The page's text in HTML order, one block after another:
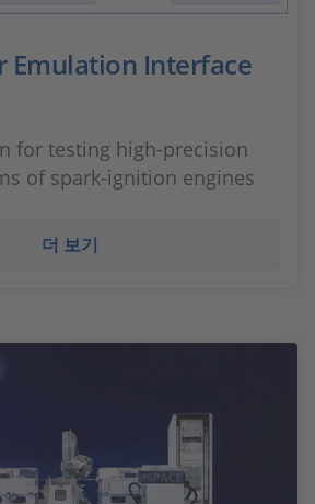
Emulation Interface
for testing high-precision
of spark-ignition engines
더 보기